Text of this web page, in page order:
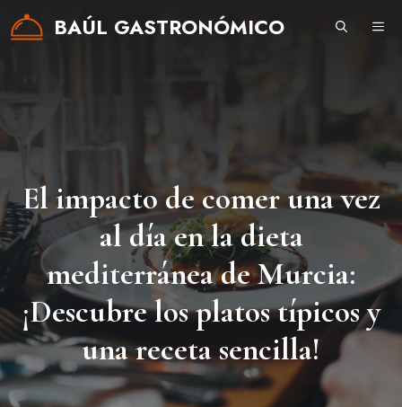
Saltar
BAÚL GASTRONÓMICO
El impacto de comer una vez
al día en la dieta
mediterránea de Murcia:
¡Descubre los platos típicos y
una receta sencilla!